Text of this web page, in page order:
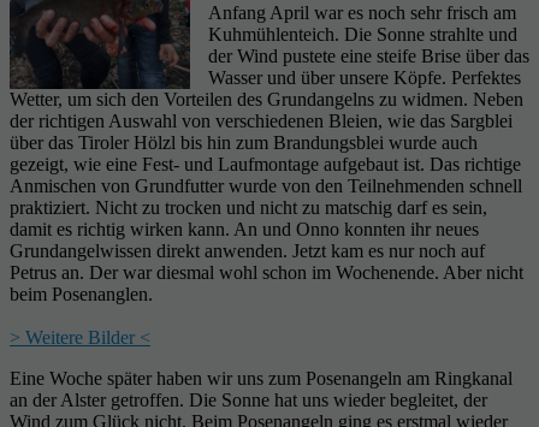
Anfang April war es noch sehr frisch am
Kuhmühlenteich. Die Sonne strahlte und
der Wind pustete eine steife Brise über das
Wasser und über unsere Köpfe. Perfektes
Wetter, um sich den Vorteilen des Grundangelns zu widmen. Neben
der richtigen Auswahl von verschiedenen Bleien, wie das Sargblei
über das Tiroler Hölzl bis hin zum Brandungsblei wurde auch
gezeigt, wie eine Fest- und Laufmontage aufgebaut ist. Das richtige
Anmischen von Grundfutter wurde von den Teilnehmenden schnell
praktiziert. Nicht zu trocken und nicht zu matschig darf es sein,
damit es richtig wirken kann. An und Onno konnten ihr neues
Grundangelwissen direkt anwenden. Jetzt kam es nur noch auf
Petrus an. Der war diesmal wohl schon im Wochenende. Aber nicht
beim Posenanglen.
> Weitere Bilder <
Eine Woche später haben wir uns zum Posenangeln am Ringkanal
an der Alster getroffen. Die Sonne hat uns wieder begleitet, der
Wind zum Glück nicht. Beim Posenangeln ging es erstmal wieder